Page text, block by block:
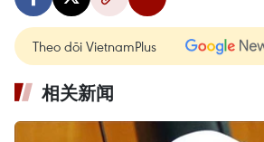
Theo dõi VietnamPlus
相关新闻